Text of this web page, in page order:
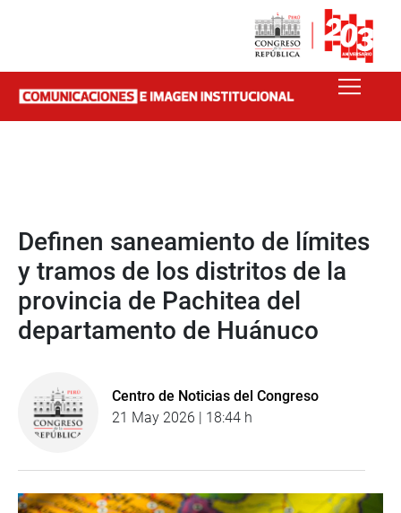
Definen saneamiento de límites
y tramos de los distritos de la
provincia de Pachitea del
departamento de Huánuco
Centro de Noticias del Congreso
21 May 2026 | 18:44 h